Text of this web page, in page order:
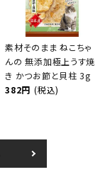
素材そのまま ねこちゃ
んの 無添加極上うす焼
き かつお節と貝柱 3g
382円 (税込)